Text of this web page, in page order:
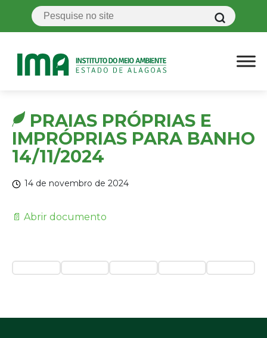
PRAIAS PRÓPRIAS E
IMPRÓPRIAS PARA BANHO
14/11/2024
14 de novembro de 2024
📄 Abrir documento